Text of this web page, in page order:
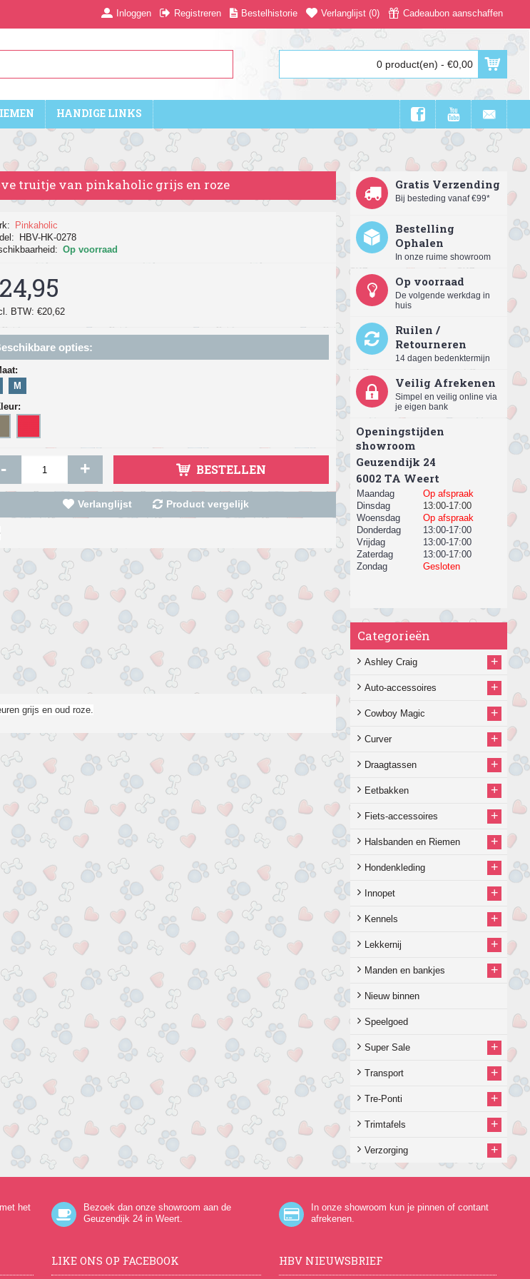
Inloggen Registreren Bestelhistorie Verlanglijst (0) Cadeaubon aanschaffen
0 product(en) - €0,00
HANDIGE LINKS
Gratis Verzending
Bij besteding vanaf €99*
Bestelling
Ophalen
In onze ruime showroom
Op voorraad
De volgende werkdag in
huis
Ruilen /
Retourneren
14 dagen bedenktermijn
Veilig Afrekenen
Simpel en veilig online via
je eigen bank
Openingstijden
showroom
Geuzendijk 24
​6002 TA Weert
Maandag
Op afspraak
Dinsdag
13:00-17:00
Woensdag
Op afspraak
Donderdag
13:00-17:00
Vrijdag
13:00-17:00
Zaterdag
13:00-17:00
Zondag
Gesloten
Categorieën
Ashley Craig +
Auto-accessoires +
Cowboy Magic +
Curver +
Draagtassen +
Eetbakken +
Fiets-accessoires +
Halsbanden en Riemen +
Hondenkleding +
Innopet +
Kennels +
Lekkernij +
Manden en bankjes +
Nieuw binnen
Speelgoed
Super Sale +
Transport +
Tre-Ponti +
Trimtafels +
Verzorging +
truitje van pinkaholic grijs en roze
Pinkaholic
HBV-HK-0278
Op voorraad
BTW: €20,62
opties:
M
- + BESTELLEN
Verlanglijst Product vergelijk
grijs en oud roze.
het
Bezoek dan onze showroom aan de
Geuzendijk 24in Weert.
In onze showroom kun je pinnen of contant
afrekenen.
LIKE ONS OP FACEBOOK HBV NIEUWSBRIEF